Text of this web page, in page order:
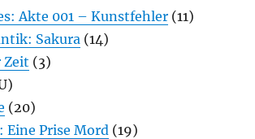
Akte 001 – Kunstfehler (11)
Sakura (14)
Zeit (3)
(20)
Eine Prise Mord (19)